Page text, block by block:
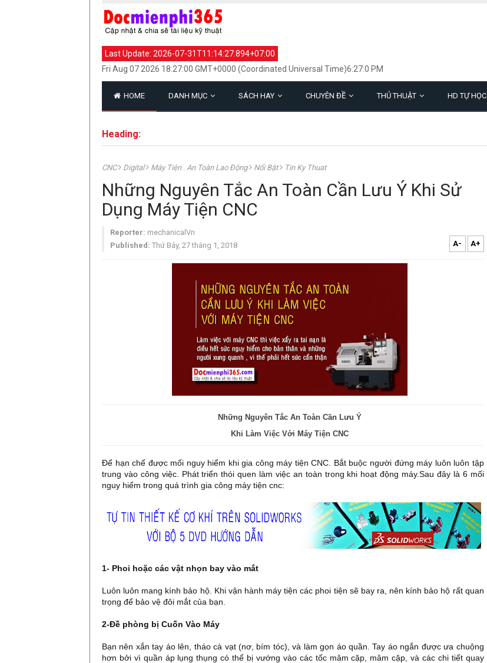
Last Update: 2026-07-31T11:14:27.894+07:00
Fri Aug 07 2026 18:27:00 GMT+0000 (Coordinated Universal Time)6:27:0 PM
HOME DANH MỤC SÁCH HAY CHUYÊN ĐỀ THỦ THUẬT HD TỰ HỌC
Heading:
CNC Digital Máy Tiện . An Toàn Lao Động Nổi Bật Tin Ky Thuat
Những Nguyên Tắc An Toàn Cần Lưu Ý Khi Sử
Dụng Máy Tiện CNC
Reporter: mechanicalVn
Published: Thứ Bảy, 27 tháng 1, 2018 A- A+
Những Nguyên Tắc An Toàn Cần Lưu Ý
Khi Làm Việc Với Máy Tiện CNC
Để hạn chế được mối nguy hiểm khi gia công máy tiện CNC. Bắt buộc người đứng máy luôn luôn tập
trung vào công việc. Phát triển thói quen làm việc an toàn trong khi hoạt động máy.Sau đây là 6 mối
nguy hiểm trong quá trình gia công máy tiện cnc:
1- Phoi hoặc các vật nhọn bay vào mắt
Luôn luôn mang kính bảo hộ. Khi vận hành máy tiện các phoi tiện sẽ bay ra, nên kính bảo hộ rất quan
trọng để bảo vệ đôi mắt của bạn.
2-Đề phòng bị Cuốn Vào Máy
Bạn nên xắn tay áo lên, tháo cà vạt (nơ, bím tóc), và làm gọn áo quần. Tay áo ngắn được ưa chuộng
hơn bởi vì quần áp lụng thụng có thể bị vướng vào các tốc mâm cặp, mâm cặp, và các chi tiết quay